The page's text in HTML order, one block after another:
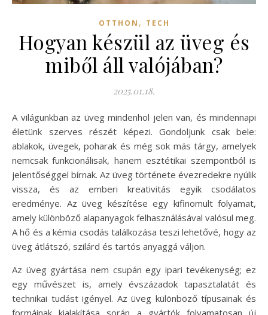
OTTHON , TECH
Hogyan készül az üveg és
miből áll valójában?
2025.01.18.
A világunkban az üveg mindenhol jelen van, és mindennapi
életünk szerves részét képezi. Gondoljunk csak bele:
ablakok, üvegek, poharak és még sok más tárgy, amelyek
nemcsak funkcionálisak, hanem esztétikai szempontból is
jelentőséggel bírnak. Az üveg története évezredekre nyúlik
vissza, és az emberi kreativitás egyik csodálatos
eredménye. Az üveg készítése egy kifinomult folyamat,
amely különböző alapanyagok felhasználásával valósul meg.
A hő és a kémia csodás találkozása teszi lehetővé, hogy az
üveg átlátszó, szilárd és tartós anyaggá váljon.
Az üveg gyártása nem csupán egy ipari tevékenység; ez
egy művészet is, amely évszázadok tapasztalatát és
technikai tudást igényel. Az üveg különböző típusainak és